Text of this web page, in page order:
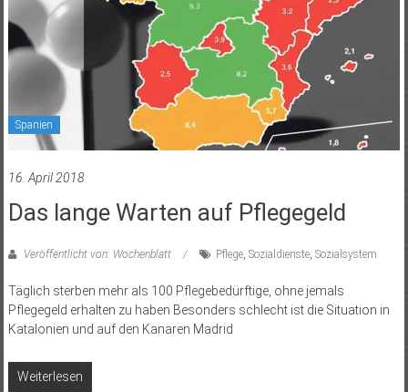
Spanien
16. April 2018
Das lange Warten auf Pflegegeld
Veröffentlicht von: Wochenblatt Pflege, Sozialdienste, Sozialsystem
Täglich sterben mehr als 100 Pflegebedürftige, ohne jemals
Pflegegeld erhalten zu haben Besonders schlecht ist die Situation in
Katalonien und auf den Kanaren Madrid
Weiterlesen